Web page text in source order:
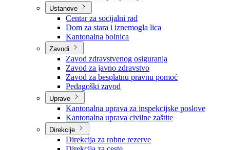
Služba za odnose s javnošću
Služba za zajedničke poslove
Služba za zapošljavanje
Ustanove
Centar za socijalni rad
Dom za stara i iznemogla lica
Kantonalna bolnica
Zavodi
Zavod zdravstvenog osiguranja
Zavod za javno zdravstvo
Zavod za besplatnu pravnu pomoć
Pedagoški zavod
Uprave
Kantonalna uprava za inspekcijske poslove
Kantonalna uprava civilne zaštite